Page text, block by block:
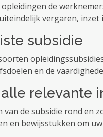
de
vergaren,
subsidie
en de
alle relevante
van de subsidie ​​rond en
en bewijsstukken om